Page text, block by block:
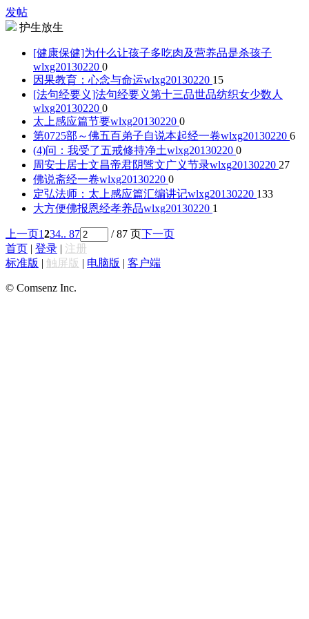
发帖
护生放生
[健康保健]为什么让孩子多吃肉及营养品是杀孩子
wlxg20130220 0
因果教育：心念与命运wlxg20130220 15
[法句经要义]法句经要义第十三品世品纺织女少数人
wlxg20130220 0
太上感应篇节要wlxg20130220 0
第0725部～佛五百弟子自说本起经一卷wlxg20130220 6
(4)问：我受了五戒修持净土wlxg20130220 0
周安士居士文昌帝君阴骘文广义节录wlxg20130220 27
佛说斋经一卷wlxg20130220 0
定弘法师：太上感应篇汇编讲记wlxg20130220 133
大方便佛报恩经孝养品wlxg20130220 1
上一页1234.. 87 / 87 页下一页
首页 | 登录 | 注册
标准版 | 触屏版 | 电脑版 | 客户端
© Comsenz Inc.